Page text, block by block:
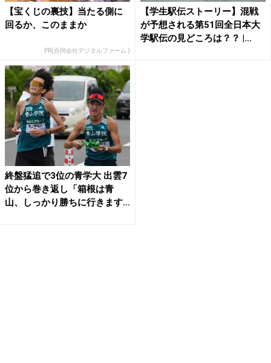
【宝くじの裏技】当たる側に
回るか、このままか
PR(合同会社デジタルファーム )
【学生駅伝ストーリー】混戦
が予想される第51回全日本大
学駅伝の見どころは？？ |...
終盤猛追で3位の青学大 出雲7
位から巻き返し「箱根は青
山、しっかり勝ちに行きます...